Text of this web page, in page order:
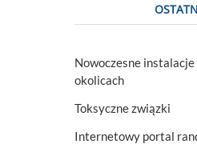
Nowoczesne
okolicach
Toksyczne związki
Internetowy portal